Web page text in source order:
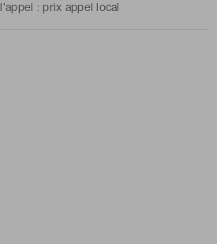
:prix appel local